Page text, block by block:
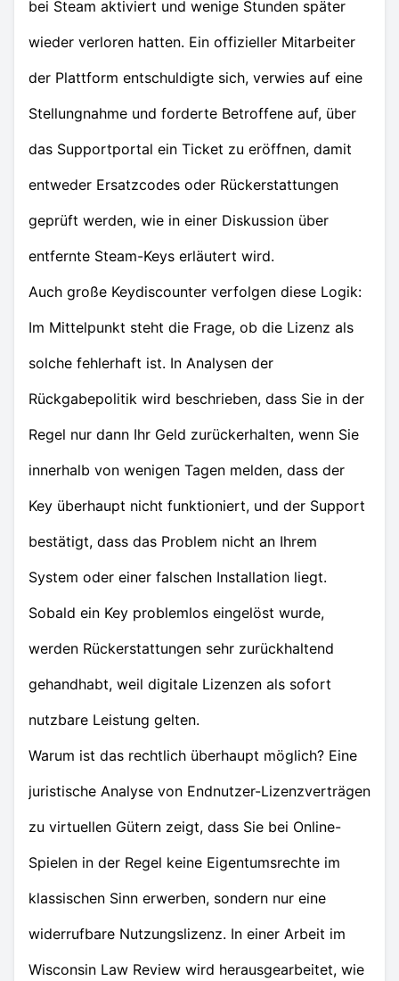
bei Steam aktiviert und wenige Stunden später
wieder verloren hatten. Ein offizieller Mitarbeiter
der Plattform entschuldigte sich, verwies auf eine
Stellungnahme und forderte Betroffene auf, über
das Supportportal ein Ticket zu eröffnen, damit
entweder Ersatzcodes oder Rückerstattungen
geprüft werden, wie in einer Diskussion über
entfernte Steam-Keys erläutert wird.
Auch große Keydiscounter verfolgen diese Logik:
Im Mittelpunkt steht die Frage, ob die Lizenz als
solche fehlerhaft ist. In Analysen der
Rückgabepolitik wird beschrieben, dass Sie in der
Regel nur dann Ihr Geld zurückerhalten, wenn Sie
innerhalb von wenigen Tagen melden, dass der
Key überhaupt nicht funktioniert, und der Support
bestätigt, dass das Problem nicht an Ihrem
System oder einer falschen Installation liegt.
Sobald ein Key problemlos eingelöst wurde,
werden Rückerstattungen sehr zurückhaltend
gehandhabt, weil digitale Lizenzen als sofort
nutzbare Leistung gelten.
Warum ist das rechtlich überhaupt möglich? Eine
juristische Analyse von Endnutzer-Lizenzverträgen
zu virtuellen Gütern zeigt, dass Sie bei Online-
Spielen in der Regel keine Eigentumsrechte im
klassischen Sinn erwerben, sondern nur eine
widerrufbare Nutzungslizenz. In einer Arbeit im
Wisconsin Law Review wird herausgearbeitet, wie